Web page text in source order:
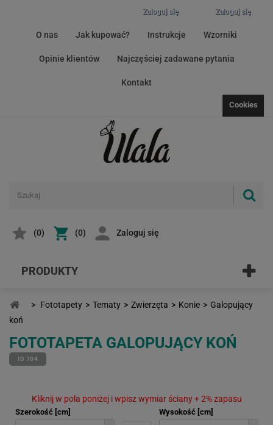
Zaloguj się
Zaloguj się
O nas Jak kupować? Instrukcje Wzorniki
Opinie klientów Najczęściej zadawane pytania
Kontakt
Cookies
(0) (0) Zaloguj się
PRODUKTY
> Fototapety > Tematy > Zwierzęta > Konie > Galopujący
koń
FOTOTAPETA GALOPUJĄCY KOŃ
ID 704
Kliknij w pola poniżej i wpisz wymiar ściany + 2% zapasu
Szerokość [cm] Wysokość [cm]